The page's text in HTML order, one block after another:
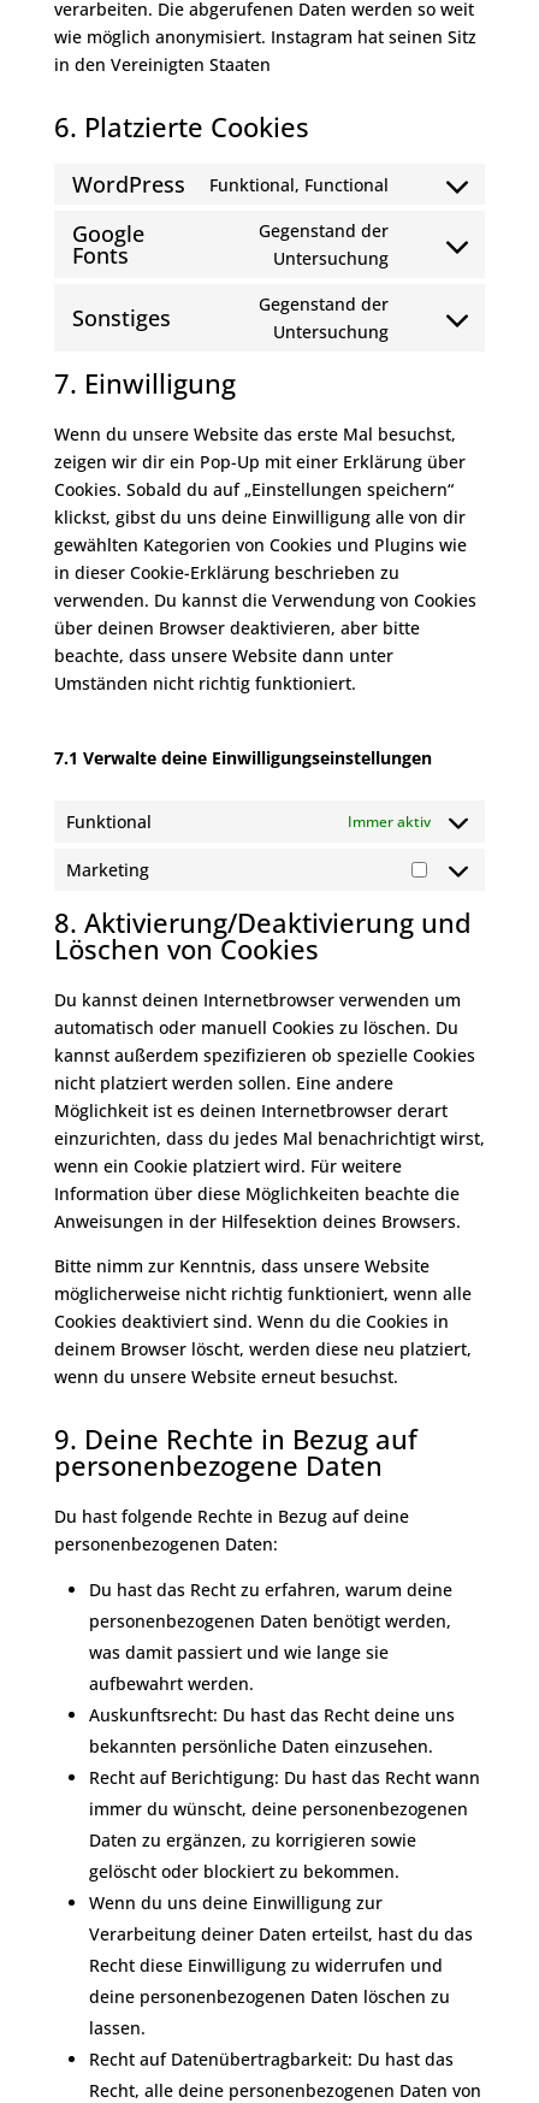
verarbeiten. Die abgerufenen Daten werden so weit
wie möglich anonymisiert. Instagram hat seinen Sitz
in den Vereinigten Staaten
6. Platzierte Cookies
WordPress Funktional, Functional
Consent
service
Google
Fonts
Gegenstand der
Untersuchung
Consent
service
Sonstiges
Gegenstand der
Untersuchung
Consent
7. Einwilligung
Wenn du unsere Website das erste Mal besuchst,
zeigen wir dir ein Pop-Up mit einer Erklärung über
Cookies. Sobald du auf „Einstellungen speichern“
klickst, gibst du uns deine Einwilligung alle von dir
gewählten Kategorien von Cookies und Plugins wie
in dieser Cookie-Erklärung beschrieben zu
verwenden. Du kannst die Verwendung von Cookies
über deinen Browser deaktivieren, aber bitte
beachte, dass unsere Website dann unter
Umständen nicht richtig funktioniert.
7.1 Verwalte deine Einwilligungseinstellungen
Funktional Immer aktiv
Marketing
Marketing
8. Aktivierung/Deaktivierung und
Löschen von Cookies
Du kannst deinen Internetbrowser verwenden um
automatisch oder manuell Cookies zu löschen. Du
kannst außerdem spezifizieren ob spezielle Cookies
nicht platziert werden sollen. Eine andere
Möglichkeit ist es deinen Internetbrowser derart
einzurichten, dass du jedes Mal benachrichtigt wirst,
wenn ein Cookie platziert wird. Für weitere
Information über diese Möglichkeiten beachte die
Anweisungen in der Hilfesektion deines Browsers.
Bitte nimm zur Kenntnis, dass unsere Website
möglicherweise nicht richtig funktioniert, wenn alle
Cookies deaktiviert sind. Wenn du die Cookies in
deinem Browser löscht, werden diese neu platziert,
wenn du unsere Website erneut besuchst.
9. Deine Rechte in Bezug auf
personenbezogene Daten
Du hast folgende Rechte in Bezug auf deine
personenbezogenen Daten:
Du hast das Recht zu erfahren, warum deine
personenbezogenen Daten benötigt werden,
was damit passiert und wie lange sie
aufbewahrt werden.
Auskunftsrecht: Du hast das Recht deine uns
bekannten persönliche Daten einzusehen.
Recht auf Berichtigung: Du hast das Recht wann
immer du wünscht, deine personenbezogenen
Daten zu ergänzen, zu korrigieren sowie
gelöscht oder blockiert zu bekommen.
Wenn du uns deine Einwilligung zur
Verarbeitung deiner Daten erteilst, hast du das
Recht diese Einwilligung zu widerrufen und
deine personenbezogenen Daten löschen zu
lassen.
Recht auf Datenübertragbarkeit: Du hast das
Recht, alle deine personenbezogenen Daten von